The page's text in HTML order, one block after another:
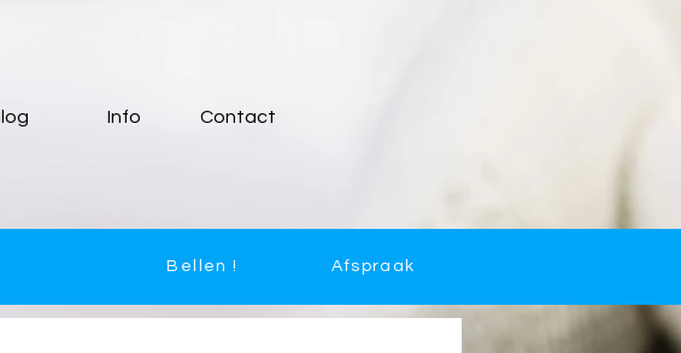
Info Contact
Bellen ! Afspraak